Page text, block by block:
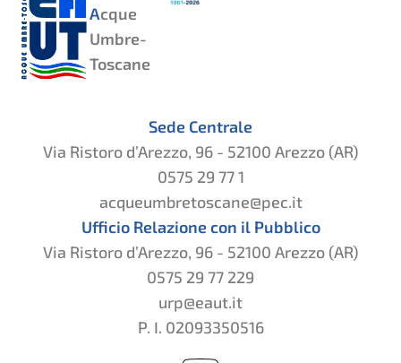
Acque
Umbre-
Toscane
Sede Centrale
Via Ristoro d’Arezzo, 96 - 52100 Arezzo (AR)
0575 29 77 1
acqueumbretoscane@pec.it
Ufficio Relazione con il Pubblico
Via Ristoro d’Arezzo, 96 - 52100 Arezzo (AR)
0575 29 77 229
urp@eaut.it
P. I. 02093350516